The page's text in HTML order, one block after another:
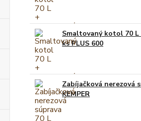
Smaltovaný kotol 70
ks PLUS 600
Zabíjačková nerezová
KEMPER